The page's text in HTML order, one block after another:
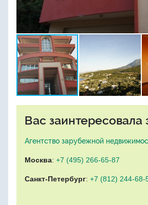
Вас заинтересовала
Агентство зарубежной
Москва: +7 (495) 266-65-87
Санкт-Петербург: +7 (812) 244-68-